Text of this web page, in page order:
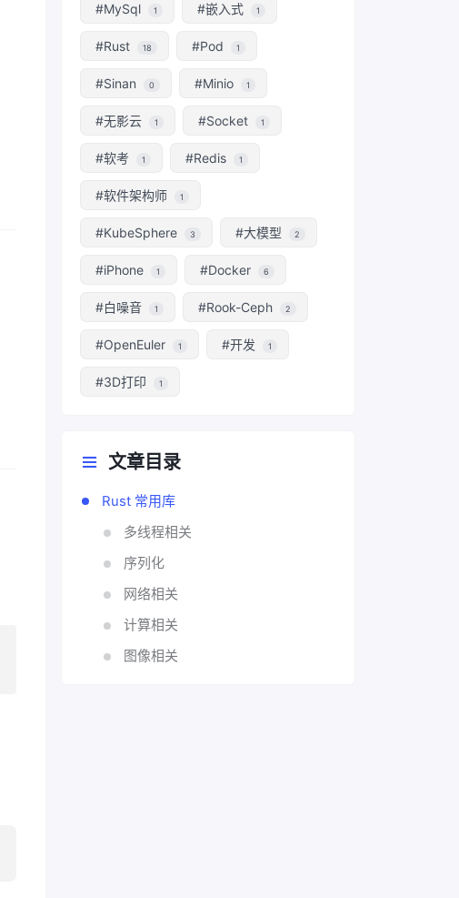
#MySql 1 #嵌入式 1
#Rust 18 #Pod 1
#Sinan 0 #Minio 1
#无影云 1 #Socket 1
#软考 1 #Redis 1
#软件架构师 1
#KubeSphere 3 #大模型 2
#iPhone 1 #Docker 6
#白噪音 1 #Rook-Ceph 2
#OpenEuler 1 #开发 1
#3D打印 1
文章目录
Rust 常用库
多线程相关
序列化
网络相关
计算相关
图像相关